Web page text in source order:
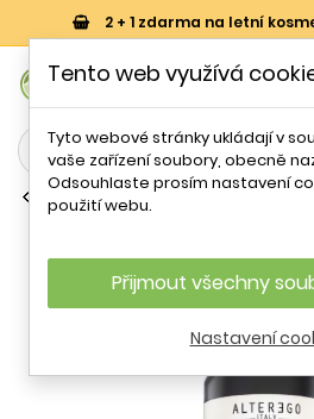
2 + 1 zdarma na letní
Šampony na barvené vlasy
ml
- 7 %
Tento web využívá
Tyto webové stránky ukládají v
vaše zařízení soubory, obecně
Odsouhlaste prosím nastavení
použití webu.
Přijmout všechny
Nastavení